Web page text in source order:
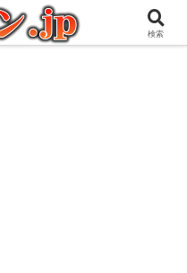
の愉快な日々を綴るブログ
検索